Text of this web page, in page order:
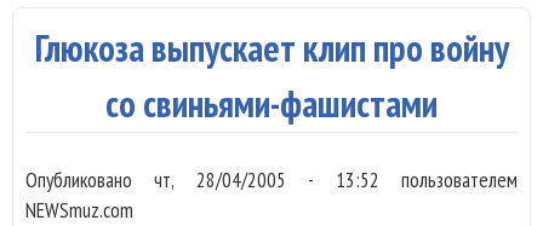
Глюкоза выпускает клип про войну
со свиньями-фашистами
Опубликованочт, 28/04/2005 - 13:52 пользователем
NEWSmuz.com